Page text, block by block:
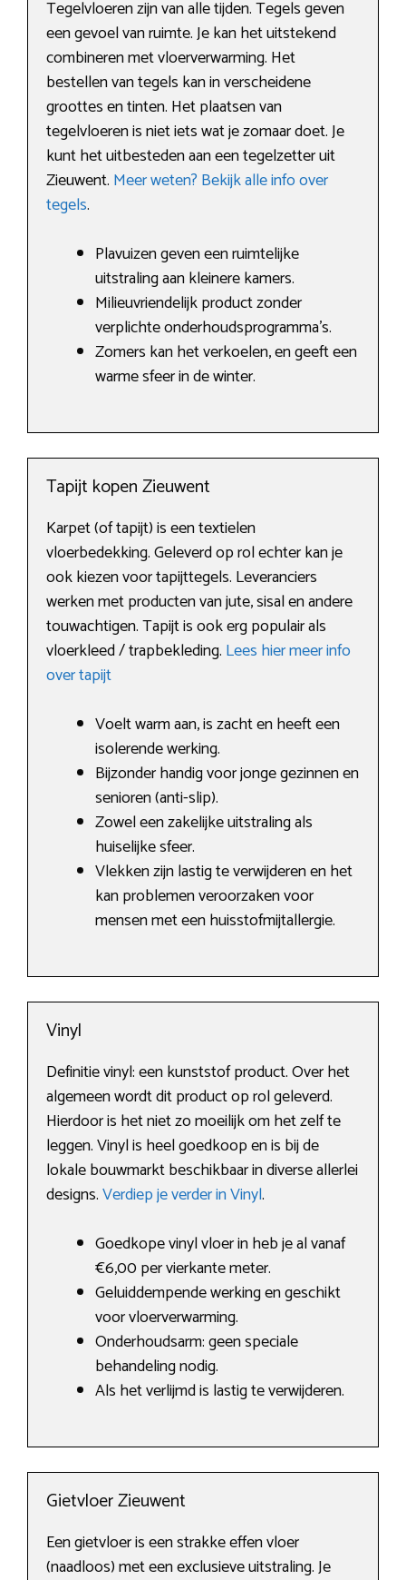
Tegelvloeren zijn van alle tijden. Tegels geven
een gevoel van ruimte. Je kan het uitstekend
combineren met vloerverwarming. Het
bestellen van tegels kan in verscheidene
groottes en tinten. Het plaatsen van
tegelvloeren is niet iets wat je zomaar doet. Je
kunt het uitbesteden aan een tegelzetter uit
Zieuwent. Meer weten? Bekijk alle info over
tegels.
Plavuizen geven een ruimtelijke
uitstraling aan kleinere kamers.
Milieuvriendelijk product zonder
verplichte onderhoudsprogramma’s.
Zomers kan het verkoelen, en geeft een
warme sfeer in de winter.
Tapijt kopen Zieuwent
Karpet (of tapijt) is een textielen
vloerbedekking. Geleverd op rol echter kan je
ook kiezen voor tapijttegels. Leveranciers
werken met producten van jute, sisal en andere
touwachtigen. Tapijt is ook erg populair als
vloerkleed / trapbekleding. Lees hier meer info
over tapijt
Voelt warm aan, is zacht en heeft een
isolerende werking.
Bijzonder handig voor jonge gezinnen en
senioren (anti-slip).
Zowel een zakelijke uitstraling als
huiselijke sfeer.
Vlekken zijn lastig te verwijderen en het
kan problemen veroorzaken voor
mensen met een huisstofmijtallergie.
Vinyl
Definitie vinyl: een kunststof product. Over het
algemeen wordt dit product op rol geleverd.
Hierdoor is het niet zo moeilijk om het zelf te
leggen. Vinyl is heel goedkoop en is bij de
lokale bouwmarkt beschikbaar in diverse allerlei
designs.Verdiep je verder in Vinyl.
Goedkope vinyl vloer in heb je al vanaf
€6,00 per vierkante meter.
Geluiddempende werking en geschikt
voor vloerverwarming.
Onderhoudsarm: geen speciale
behandeling nodig.
Als het verlijmd is lastig te verwijderen.
Gietvloer Zieuwent
Een gietvloer is een strakke effen vloer
(naadloos) met een exclusieve uitstraling. Je